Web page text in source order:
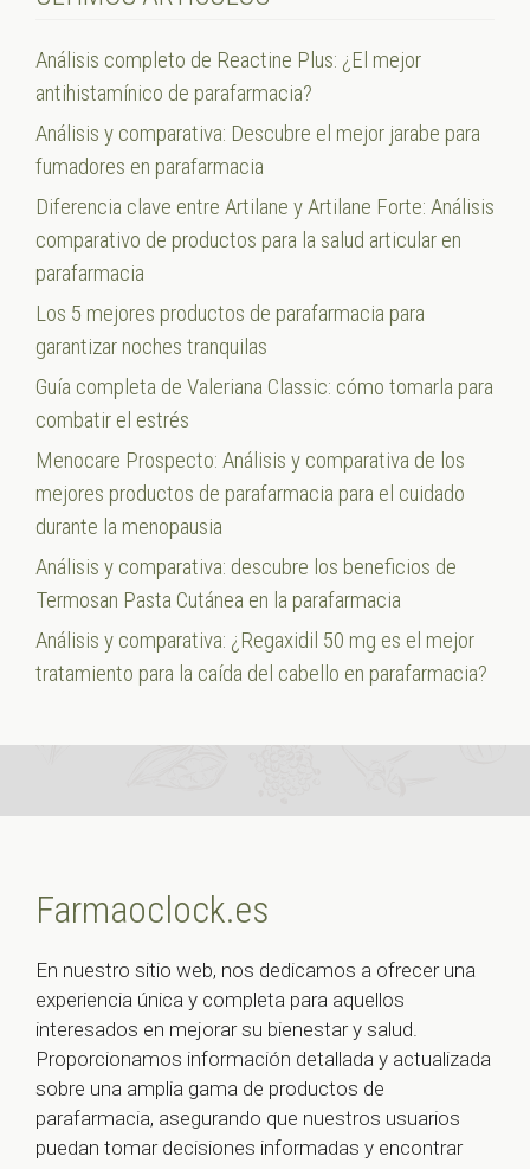
Análisis completo de Reactine Plus: ¿El mejor
antihistamínico de parafarmacia?
Análisis y comparativa: Descubre el mejor jarabe para
fumadores en parafarmacia
Diferencia clave entre Artilane y Artilane Forte: Análisis
comparativo de productos para la salud articular en
parafarmacia
Los 5 mejores productos de parafarmacia para
garantizar noches tranquilas
Guía completa de Valeriana Classic: cómo tomarla para
combatir el estrés
Menocare Prospecto: Análisis y comparativa de los
mejores productos de parafarmacia para el cuidado
durante la menopausia
Análisis y comparativa: descubre los beneficios de
Termosan Pasta Cutánea en la parafarmacia
Análisis y comparativa: ¿Regaxidil 50 mg es el mejor
tratamiento para la caída del cabello en parafarmacia?
Farmaoclock.es
En nuestro sitio web, nos dedicamos a ofrecer una
experiencia única y completa para aquellos
interesados en mejorar su bienestar y salud.
Proporcionamos información detallada y actualizada
sobre una amplia gama de productos de
parafarmacia, asegurando que nuestros usuarios
puedan tomar decisiones informadas y encontrar